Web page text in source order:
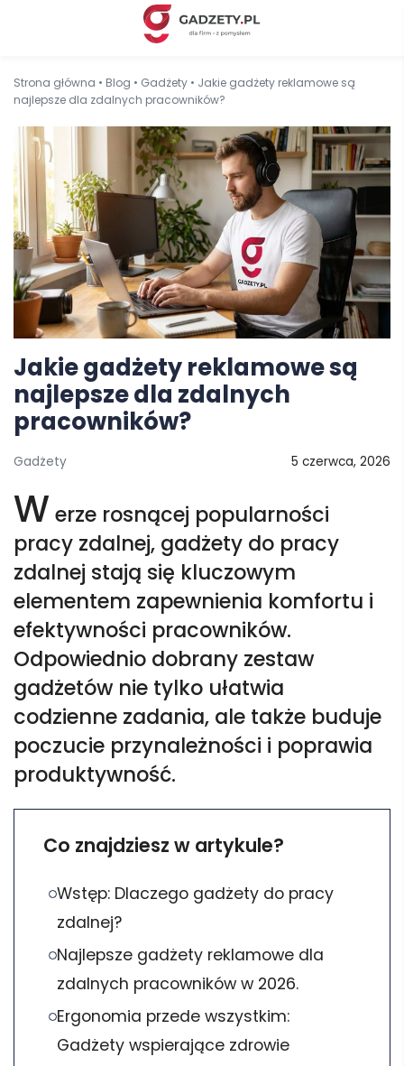
Strona główna • Blog • Gadżety • Jakie gadżety reklamowe są
najlepsze dla zdalnych pracowników?
Jakie gadżety reklamowe są
najlepsze dla zdalnych
pracowników?
Gadżety 5 czerwca, 2026
W erze rosnącej popularności
pracy zdalnej, gadżety do pracy
zdalnej stają się kluczowym
elementem zapewnienia komfortu i
efektywności pracowników.
Odpowiednio dobrany zestaw
gadżetów nie tylko ułatwia
codzienne zadania, ale także buduje
poczucie przynależności i poprawia
produktywność.
Co znajdziesz w artykule?
Wstęp: Dlaczego gadżety do pracy
zdalnej?
Najlepsze gadżety reklamowe dla
zdalnych pracowników w 2026.
Ergonomia przede wszystkim:
Gadżety wspierające zdrowie